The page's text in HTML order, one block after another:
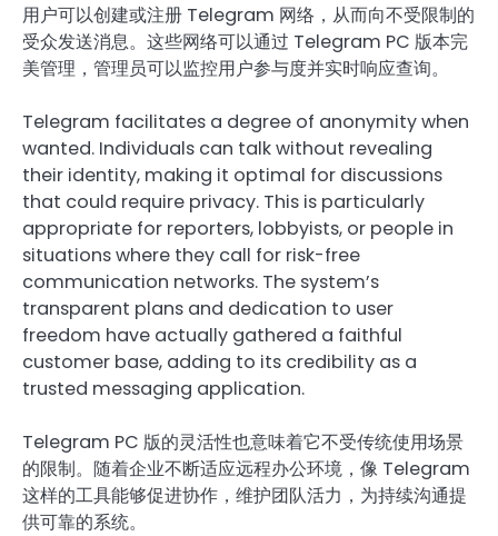
用户可以创建或注册 Telegram 网络，从而向不受限制的
受众发送消息。这些网络可以通过 Telegram PC 版本完
美管理，管理员可以监控用户参与度并实时响应查询。
Telegram facilitates a degree of anonymity when
wanted. Individuals can talk without revealing
their identity, making it optimal for discussions
that could require privacy. This is particularly
appropriate for reporters, lobbyists, or people in
situations where they call for risk-free
communication networks. The system’s
transparent plans and dedication to user
freedom have actually gathered a faithful
customer base, adding to its credibility as a
trusted messaging application.
Telegram PC 版的灵活性也意味着它不受传统使用场景
的限制。随着企业不断适应远程办公环境，像 Telegram
这样的工具能够促进协作，维护团队活力，为持续沟通提
供可靠的系统。